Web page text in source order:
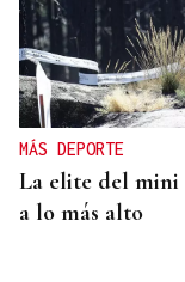
MÁS DEPORTE
La elite del mini
a lo más alto